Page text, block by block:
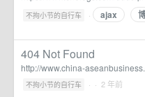
不拘小节的自行车 · ajax
404 Not Found
http://www.china-
不拘小节的自行车 · · 2 年前